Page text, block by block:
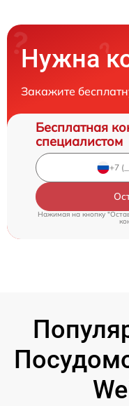
Нужна
Закажите
Бесплатная
специалистом
Нажимая на кнопку